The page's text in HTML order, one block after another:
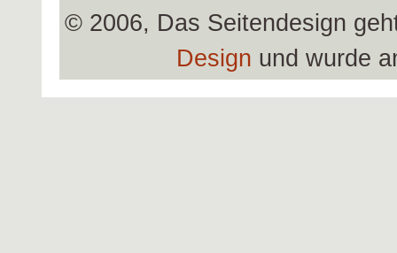
© 2006, Das Seitendesign
Design und wurde